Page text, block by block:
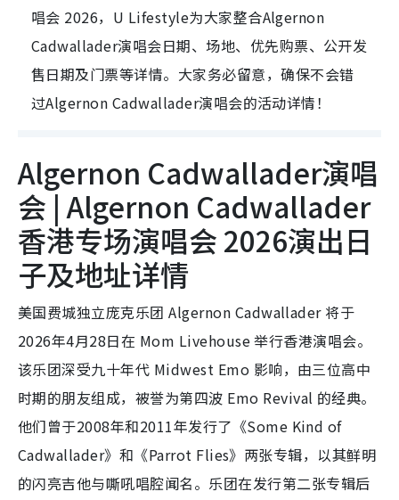
唱会 2026，U Lifestyle为大家整合Algernon
Cadwallader演唱会日期、场地、优先购票、公开发
售日期及门票等详情。大家务必留意，确保不会错
过Algernon Cadwallader演唱会的活动详情！
Algernon Cadwallader演唱
会 | Algernon Cadwallader
香港专场演唱会 2026演出日
子及地址详情
美国费城独立庞克乐团 Algernon Cadwallader 将于
2026年4月28日在 Mom Livehouse 举行香港演唱会。
该乐团深受九十年代 Midwest Emo 影响，由三位高中
时期的朋友组成，被誉为第四波 Emo Revival 的经典。
他们曾于2008年和2011年发行了《Some Kind of
Cadwallader》和《Parrot Flies》两张专辑，以其鲜明
的闪亮吉他与嘶吼唱腔闻名。乐团在发行第二张专辑后